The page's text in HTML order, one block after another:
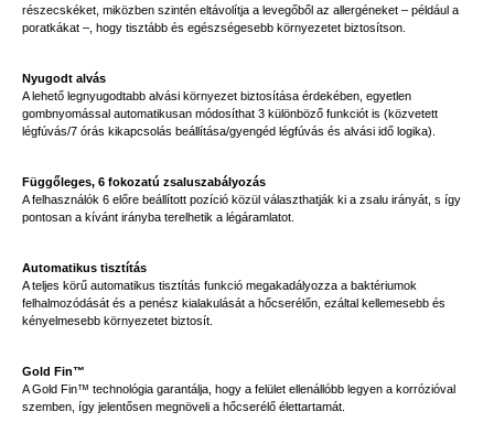
részecskéket, miközben szintén eltávolítja a levegőből az allergéneket – például a
poratkákat –, hogy tisztább és egészségesebb környezetet biztosítson.
Nyugodt alvás
A lehető legnyugodtabb alvási környezet biztosítása érdekében, egyetlen
gombnyomással automatikusan módosíthat 3 különböző funkciót is (közvetett
légfúvás/7 órás kikapcsolás beállítása/gyengéd légfúvás és alvási idő logika).
Függőleges, 6 fokozatú zsaluszabályozás
A felhasználók 6 előre beállított pozíció közül választhatják ki a zsalu irányát, s így
pontosan a kívánt irányba terelhetik a légáramlatot.
Automatikus tisztítás
A teljes körű automatikus tisztítás funkció megakadályozza a baktériumok
felhalmozódását és a penész kialakulását a hőcserélőn, ezáltal kellemesebb és
kényelmesebb környezetet biztosít.
Gold Fin™
A Gold Fin™ technológia garantálja, hogy a felület ellenállóbb legyen a korrózióval
szemben, így jelentősen megnöveli a hőcserélő élettartamát.